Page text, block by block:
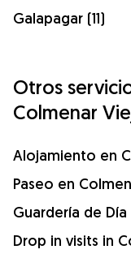
Galapagar (11)
Otros
Colmenar
Alojamiento en
Paseo en
Guardería de
Drop in visits in